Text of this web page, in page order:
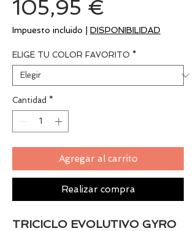
105,95 €
Impuesto incluido DISPONIBILIDAD
ELIGE TU COLOR FAVORITO *
Cantidad *
Agregar al carrito
Realizar compra
TRICICLO EVOLUTIVO GYRO